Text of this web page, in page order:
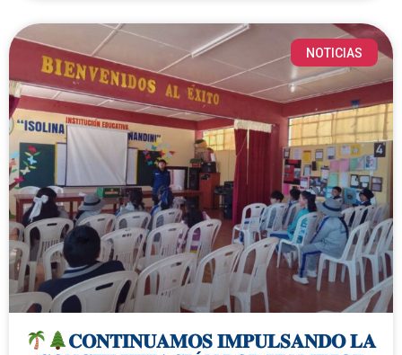
NOTICIAS
𝐂𝐎𝐍𝐓𝐈𝐍𝐔𝐀𝐌𝐎𝐒 𝐈𝐌𝐏𝐔𝐋𝐒𝐀𝐍𝐃𝐎 𝐋𝐀